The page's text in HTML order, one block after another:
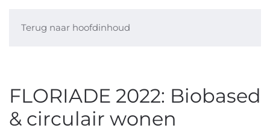
Terug naar hoofdinhoud
FLORIADE 2022: Biobased
& circulair wonen